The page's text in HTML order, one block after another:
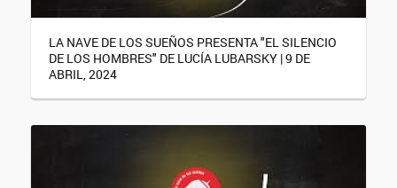
LA NAVE DE LOS SUEÑOS PRESENTA "EL SILENCIO
DE LOS HOMBRES" DE LUCÍA LUBARSKY | 9 DE
ABRIL, 2024